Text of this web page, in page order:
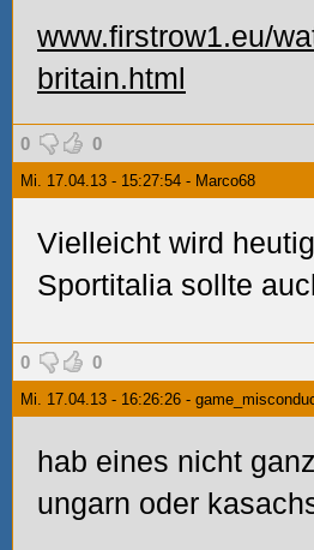
www.firstrow1.eu/
britain.html
0 0
Mi. 17.04.13 - 15:27:54 - Marco68
Vielleicht wird
Sportitalia sollte
0 0
Mi. 17.04.13 - 16:26:26 -
hab eines nicht
ungarn oder